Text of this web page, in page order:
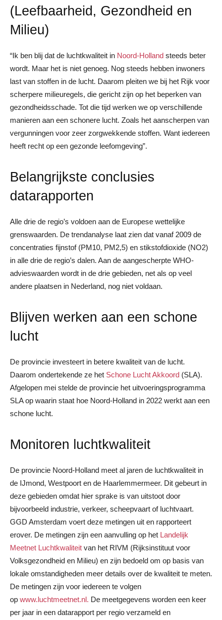
(Leefbaarheid, Gezondheid en
Milieu)
“Ik ben blij dat de luchtkwaliteit in Noord-Holland steeds beter
wordt. Maar het is niet genoeg. Nog steeds hebben inwoners
last van stoffen in de lucht. Daarom pleiten we bij het Rijk voor
scherpere milieuregels, die gericht zijn op het beperken van
gezondheidsschade. Tot die tijd werken we op verschillende
manieren aan een schonere lucht. Zoals het aanscherpen van
vergunningen voor zeer zorgwekkende stoffen. Want iedereen
heeft recht op een gezonde leefomgeving”.
Belangrijkste conclusies
datarapporten
Alle drie de regio’s voldoen aan de Europese wettelijke
grenswaarden. De trendanalyse laat zien dat vanaf 2009 de
concentraties fijnstof (PM10, PM2,5) en stikstofdioxide (NO2)
in alle drie de regio’s dalen. Aan de aangescherpte WHO-
advieswaarden wordt in de drie gebieden, net als op veel
andere plaatsen in Nederland, nog niet voldaan.
Blijven werken aan een schone
lucht
De provincie investeert in betere kwaliteit van de lucht.
Daarom ondertekende ze het Schone Lucht Akkoord (SLA).
Afgelopen mei stelde de provincie het uitvoeringsprogramma
SLA op waarin staat hoe Noord-Holland in 2022 werkt aan een
schone lucht.
Monitoren luchtkwaliteit
De provincie Noord-Holland meet al jaren de luchtkwaliteit in
de IJmond, Westpoort en de Haarlemmermeer. Dit gebeurt in
deze gebieden omdat hier sprake is van uitstoot door
bijvoorbeeld industrie, verkeer, scheepvaart of luchtvaart.
GGD Amsterdam voert deze metingen uit en rapporteert
erover. De metingen zijn een aanvulling op het Landelijk
Meetnet Luchtkwaliteit van het RIVM (Rijksinstituut voor
Volksgezondheid en Milieu) en zijn bedoeld om op basis van
lokale omstandigheden meer details over de kwaliteit te meten.
De metingen zijn voor iedereen te volgen
op www.luchtmeetnet.nl. De meetgegevens worden een keer
per jaar in een datarapport per regio verzameld en